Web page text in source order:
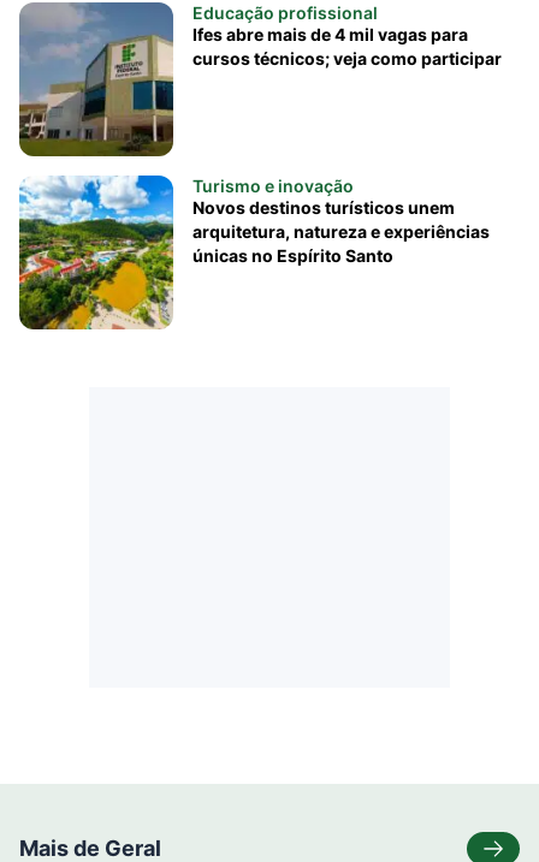
Educação profissional
Ifes abre mais de 4 mil vagas para
cursos técnicos; veja como participar
Turismo e inovação
Novos destinos turísticos unem
arquitetura, natureza e experiências
únicas no Espírito Santo
Mais de Geral